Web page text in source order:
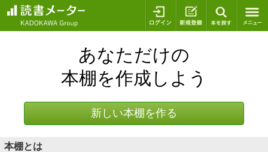
ログイン 新規登録
あなただけの
本棚を作成しよう
新しい本棚を作る
本棚とは